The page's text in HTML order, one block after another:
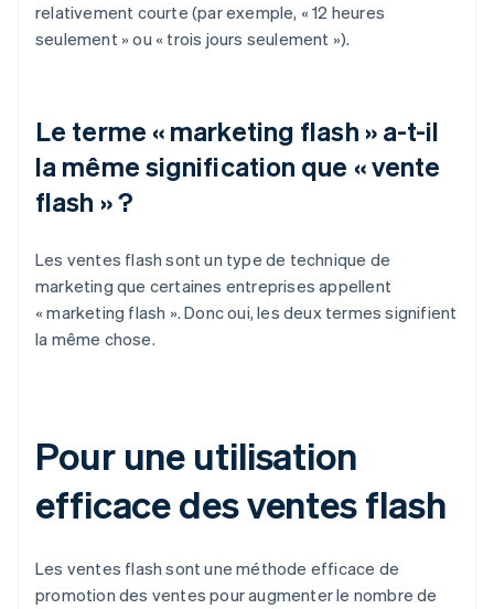
relativement courte (par exemple, « 12 heures
seulement » ou « trois jours seulement »).
Le terme « marketing flash » a-t-il
la même signification que « vente
flash » ?
Les ventes flash sont un type de technique de
marketing que certaines entreprises appellent
« marketing flash ». Donc oui, les deux termes signifient
la même chose.
Pour une utilisation
efficace des ventes flash
Les ventes flash sont une méthode efficace de
promotion des ventes pour augmenter le nombre de